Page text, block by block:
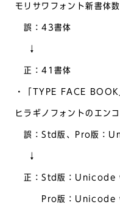
モリサワフォント新書体数
誤：43書体
↓
正：41書体
・「TYPE FACE
ヒラギノフォントのエン
誤：Std版、Pro版：
↓
正：Std版：Unicode
Pro版：Unicode